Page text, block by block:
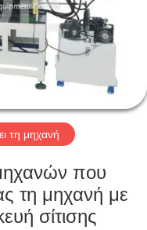
τη μηχανή
που
τη μηχανή με
σίτισης